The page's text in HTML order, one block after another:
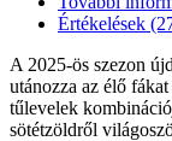
Értékelések
A 2025-ös szezon
utánozza az élő
tűlevelek
sötétzöldről